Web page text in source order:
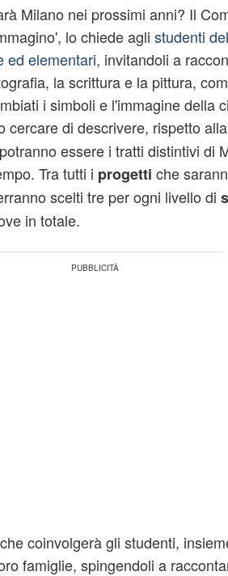
Milano nei prossimi anni? Il
lo chiede agli studenti
ed elementari, invitandoli a
la scrittura e la pittura,
i simboli e l'immagine della
cercare di descrivere, rispetto alla
essere i tratti distintivi di
Tra tutti i progetti che
scelti tre per ogni livello di
in totale.
coinvolgerà gli studenti,
famiglie, spingendoli a